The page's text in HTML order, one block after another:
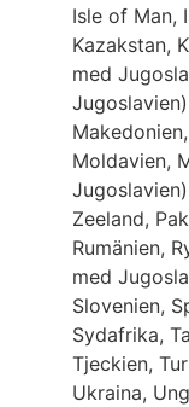
Isle of Man,
Kazakstan,
med
Moldavien,
Zeeland,
Rumänien,
med
Slovenien,
Sydafrika,
Tjeckien,
Ukraina,